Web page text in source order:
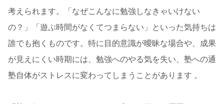
考えられます。「なぜこんなに勉強しなきゃいけない
の？」「遊ぶ時間がなくてつまらない」といった気持ちは
誰でも抱くものです。特に目的意識が曖昧な場合や、成果
が見えにくい時期には、勉強へのやる気を失い、塾への通
塾自体がストレスに変わってしまうことがあります 。